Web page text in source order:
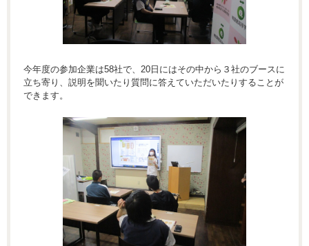
今年度の参加企業は58社で、20日にはその中から３社のブースに
立ち寄り、説明を聞いたり質問に答えていただいたりすることが
できます。